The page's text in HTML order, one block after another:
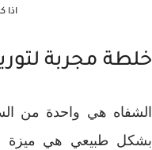
اذا
خلطة مجربة
الشفاه هي واحدة من
بشكل طبيعي هي ميزة